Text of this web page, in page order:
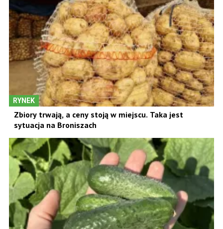
RYNEK
Zbiory trwają, a ceny stoją w miejscu. Taka jest
sytuacja na Broniszach